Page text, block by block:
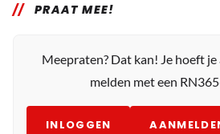
PRAAT MEE!
Meepraten? Dat kan! Je hoeft je
melden met een
INLOGGEN